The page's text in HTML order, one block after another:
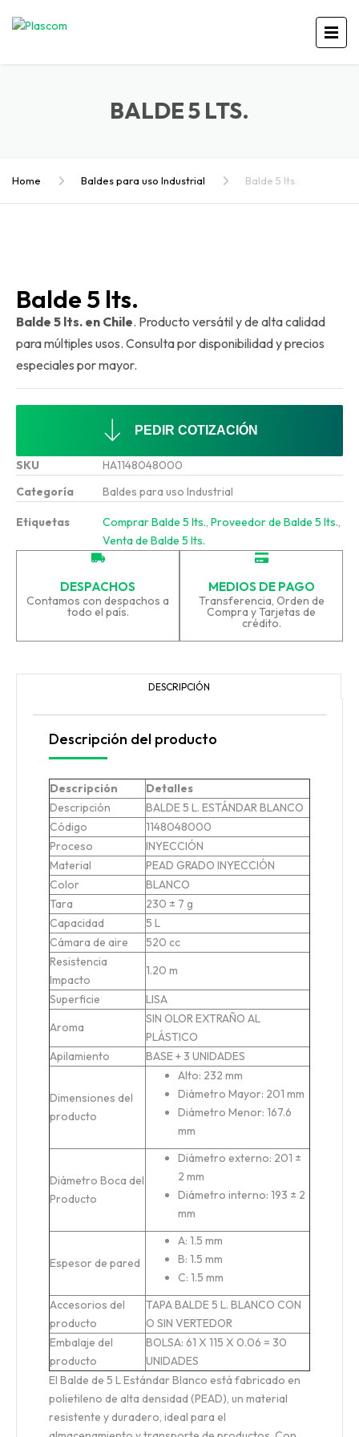
BALDE 5 LTS.
Home Baldes para uso Industrial Balde 5 lts.
Balde 5 lts.
Balde 5 lts. en Chile. Producto versátil y de alta calidad
para múltiples usos. Consulta por disponibilidad y precios
especiales por mayor.
PEDIR COTIZACIÓN
SKU
HA1148048000
Categoría
Baldes para uso Industrial
Etiquetas Comprar Balde 5 lts., Proveedor de Balde 5 lts.,
Venta de Balde 5 lts.
DESPACHOS
Contamos con despachos a
todo el país.
MEDIOS DE PAGO
Transferencia, Orden de
Compra y Tarjetas de
crédito.
DESCRIPCIÓN
Descripción del producto
Descripción
Detalles
Descripción
BALDE 5 L. ESTÁNDAR BLANCO
Código
1148048000
Proceso
INYECCIÓN
Material
PEAD GRADO INYECCIÓN
Color
BLANCO
Tara
230 ± 7 g
Capacidad
5 L
Cámara de aire
520 cc
Resistencia
Impacto
1.20 m
Superficie
LISA
Aroma
SIN OLOR EXTRAÑO AL
PLÁSTICO
Apilamiento
BASE + 3 UNIDADES
Dimensiones del
producto
Alto: 232 mm
Diámetro Mayor: 201 mm
Diámetro Menor: 167.6
mm
Diámetro Boca del
Producto
Diámetro externo: 201 ±
2 mm
Diámetro interno: 193 ± 2
mm
Espesor de pared
A: 1.5 mm
B: 1.5 mm
C: 1.5 mm
Accesorios del
producto
TAPA BALDE 5 L. BLANCO CON
O SIN VERTEDOR
Embalaje del
producto
BOLSA: 61 X 115 X 0.06 = 30
UNIDADES
El Balde de 5 L Estándar Blanco está fabricado en
polietileno de alta densidad (PEAD), un material
resistente y duradero, ideal para el